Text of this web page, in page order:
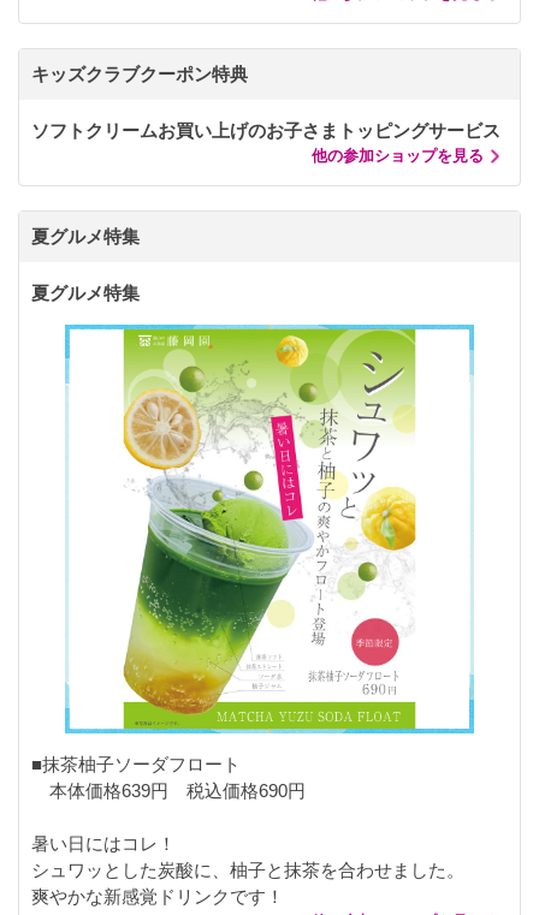
キッズクラブクーポン特典
ソフトクリームお買い上げのお子さまトッピングサービス
他の参加ショップを見る
夏グルメ特集
夏グルメ特集
■抹茶柚子ソーダフロート
本体価格639円 税込価格690円
暑い日にはコレ！
シュワッとした炭酸に、柚子と抹茶を合わせました。
爽やかな新感覚ドリンクです！